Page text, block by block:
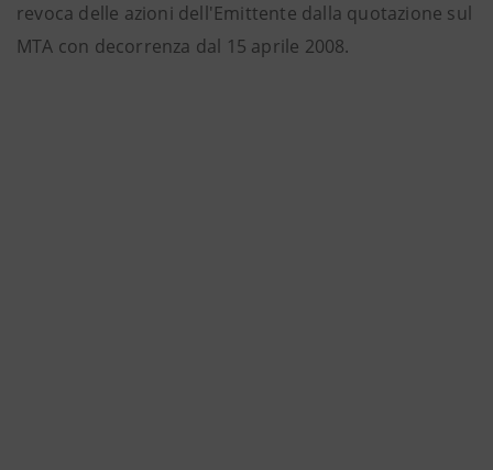
revoca delle azioni dell'Emittente dalla quotazione sul
MTA con decorrenza dal 15 aprile 2008.